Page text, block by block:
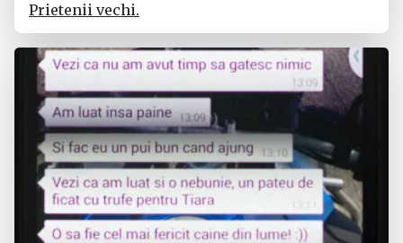
Prietenii vechi.